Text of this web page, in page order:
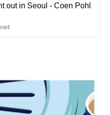
out in Seoul - Coen Pohl